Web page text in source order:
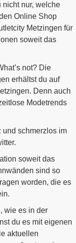
nicht nur, welche
Online Shop
Metzingen für
soweit das
not? Die
erhältst du auf
Denn auch
Modetrends
und schmerzlos im
soweit das
sind so
worden, die es
wie es in der
du es mit eigenen
aktuellen